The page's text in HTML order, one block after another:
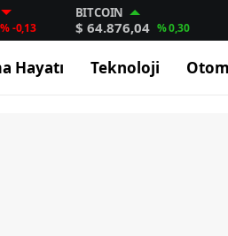
% -0,13
BITCOIN
$ 64.876,04 % 0,30
Hayatı Teknoloji